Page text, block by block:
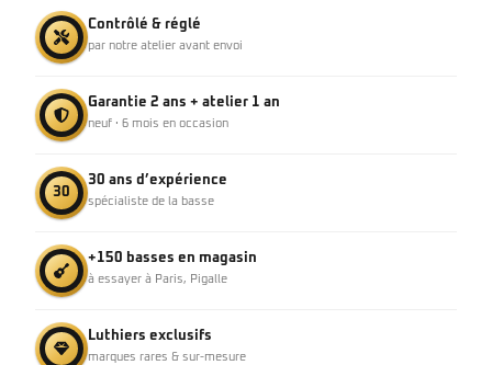
Contrôlé & réglé
par notre atelier avant envoi
Garantie 2 ans + atelier 1 an
neuf · 6 mois en occasion
30
30 ans d’expérience
spécialiste de la basse
+150 basses en magasin
à essayer à Paris, Pigalle
Luthiers exclusifs
marques rares & sur-mesure